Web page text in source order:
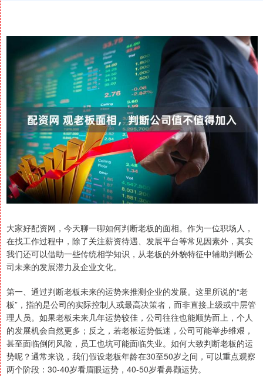
大家好配资网，今天聊一聊如何判断老板的面相。作为一位职场人，
在找工作过程中，除了关注薪资待遇、发展平台等常见因素外，其实
我们还可以借助一些传统相学知识，从老板的外貌特征中辅助判断公
司未来的发展潜力及企业文化。
第一、通过判断老板未来的运势来推测企业的发展。这里所说的“老
板”，指的是公司的实际控制人或最高决策者，而非直接上级或中层管
理人员。如果老板未来几年运势较佳，公司往往也能顺势而上，个人
的发展机会自然更多；反之，若老板运势低迷，公司可能举步维艰，
甚至面临倒闭风险，员工也坑可能面临失业。如何大致判断老板的运
势呢？通常来说，我们假设老板年龄在30至50岁之间，可以重点观察
两个阶段：30-40岁看眉眼运势，40-50岁看鼻颧运势。